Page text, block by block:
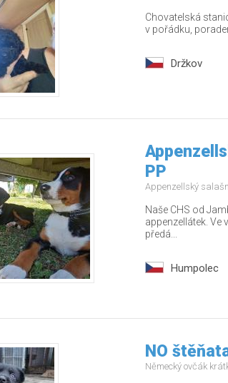
Chovatelská
v pořádku,
Držkov
PP
Appenzellský
Naše CHS od
appenzellátek. Ve
předá...
Humpolec
NO
Německý ovčák